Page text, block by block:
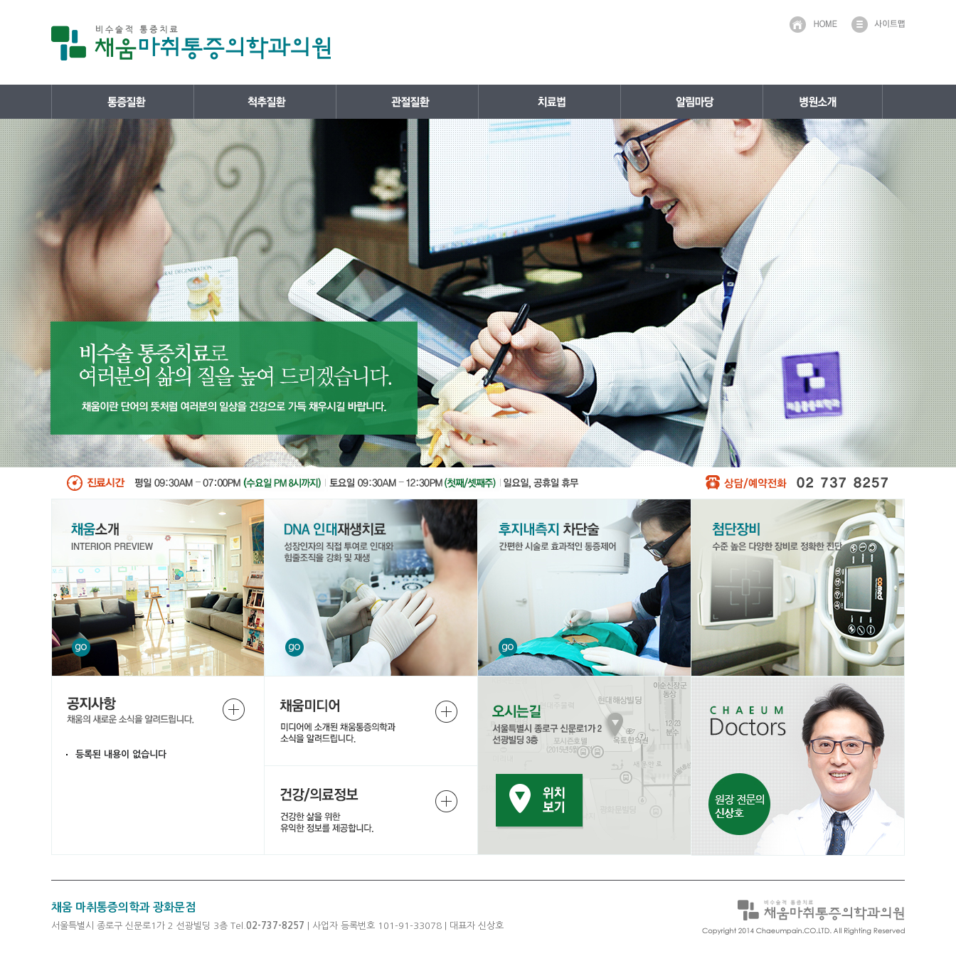
등록된 내용이 없습니다
채움 마취통증의학과 광화문점
서울특별시 종로구 신문로1가 2 선광빌딩 3층 Tel. 02-737-8257 | 사업자 등록번호 101-91-33078 | 대표자 신상호